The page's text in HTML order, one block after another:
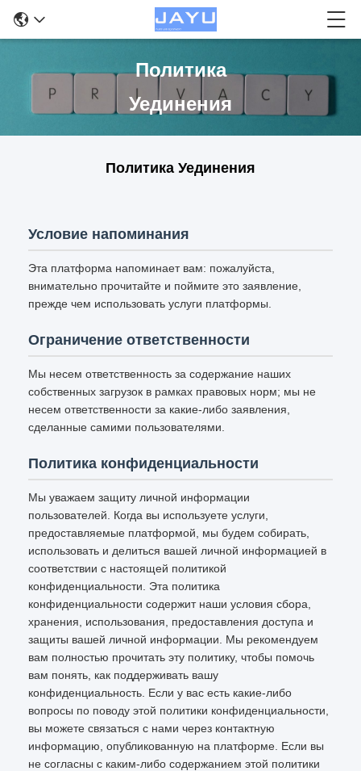
Политика
Уединения
Политика Уединения
Условие напоминания
Эта платформа напоминает вам: пожалуйста,
внимательно прочитайте и поймите это заявление,
прежде чем использовать услуги платформы.
Ограничение ответственности
Мы несем ответственность за содержание наших
собственных загрузок в рамках правовых норм; мы не
несем ответственности за какие-либо заявления,
сделанные самими пользователями.
Политика конфиденциальности
Мы уважаем защиту личной информации
пользователей. Когда вы используете услуги,
предоставляемые платформой, мы будем собирать,
использовать и делиться вашей личной информацией в
соответствии с настоящей политикой
конфиденциальности. Эта политика
конфиденциальности содержит наши условия сбора,
хранения, использования, предоставления доступа и
защиты вашей личной информации. Мы рекомендуем
вам полностью прочитать эту политику, чтобы помочь
вам понять, как поддерживать вашу
конфиденциальность. Если у вас есть какие-либо
вопросы по поводу этой политики конфиденциальности,
вы можете связаться с нами через контактную
информацию, опубликованную на платформе. Если вы
не согласны с каким-либо содержанием этой политики